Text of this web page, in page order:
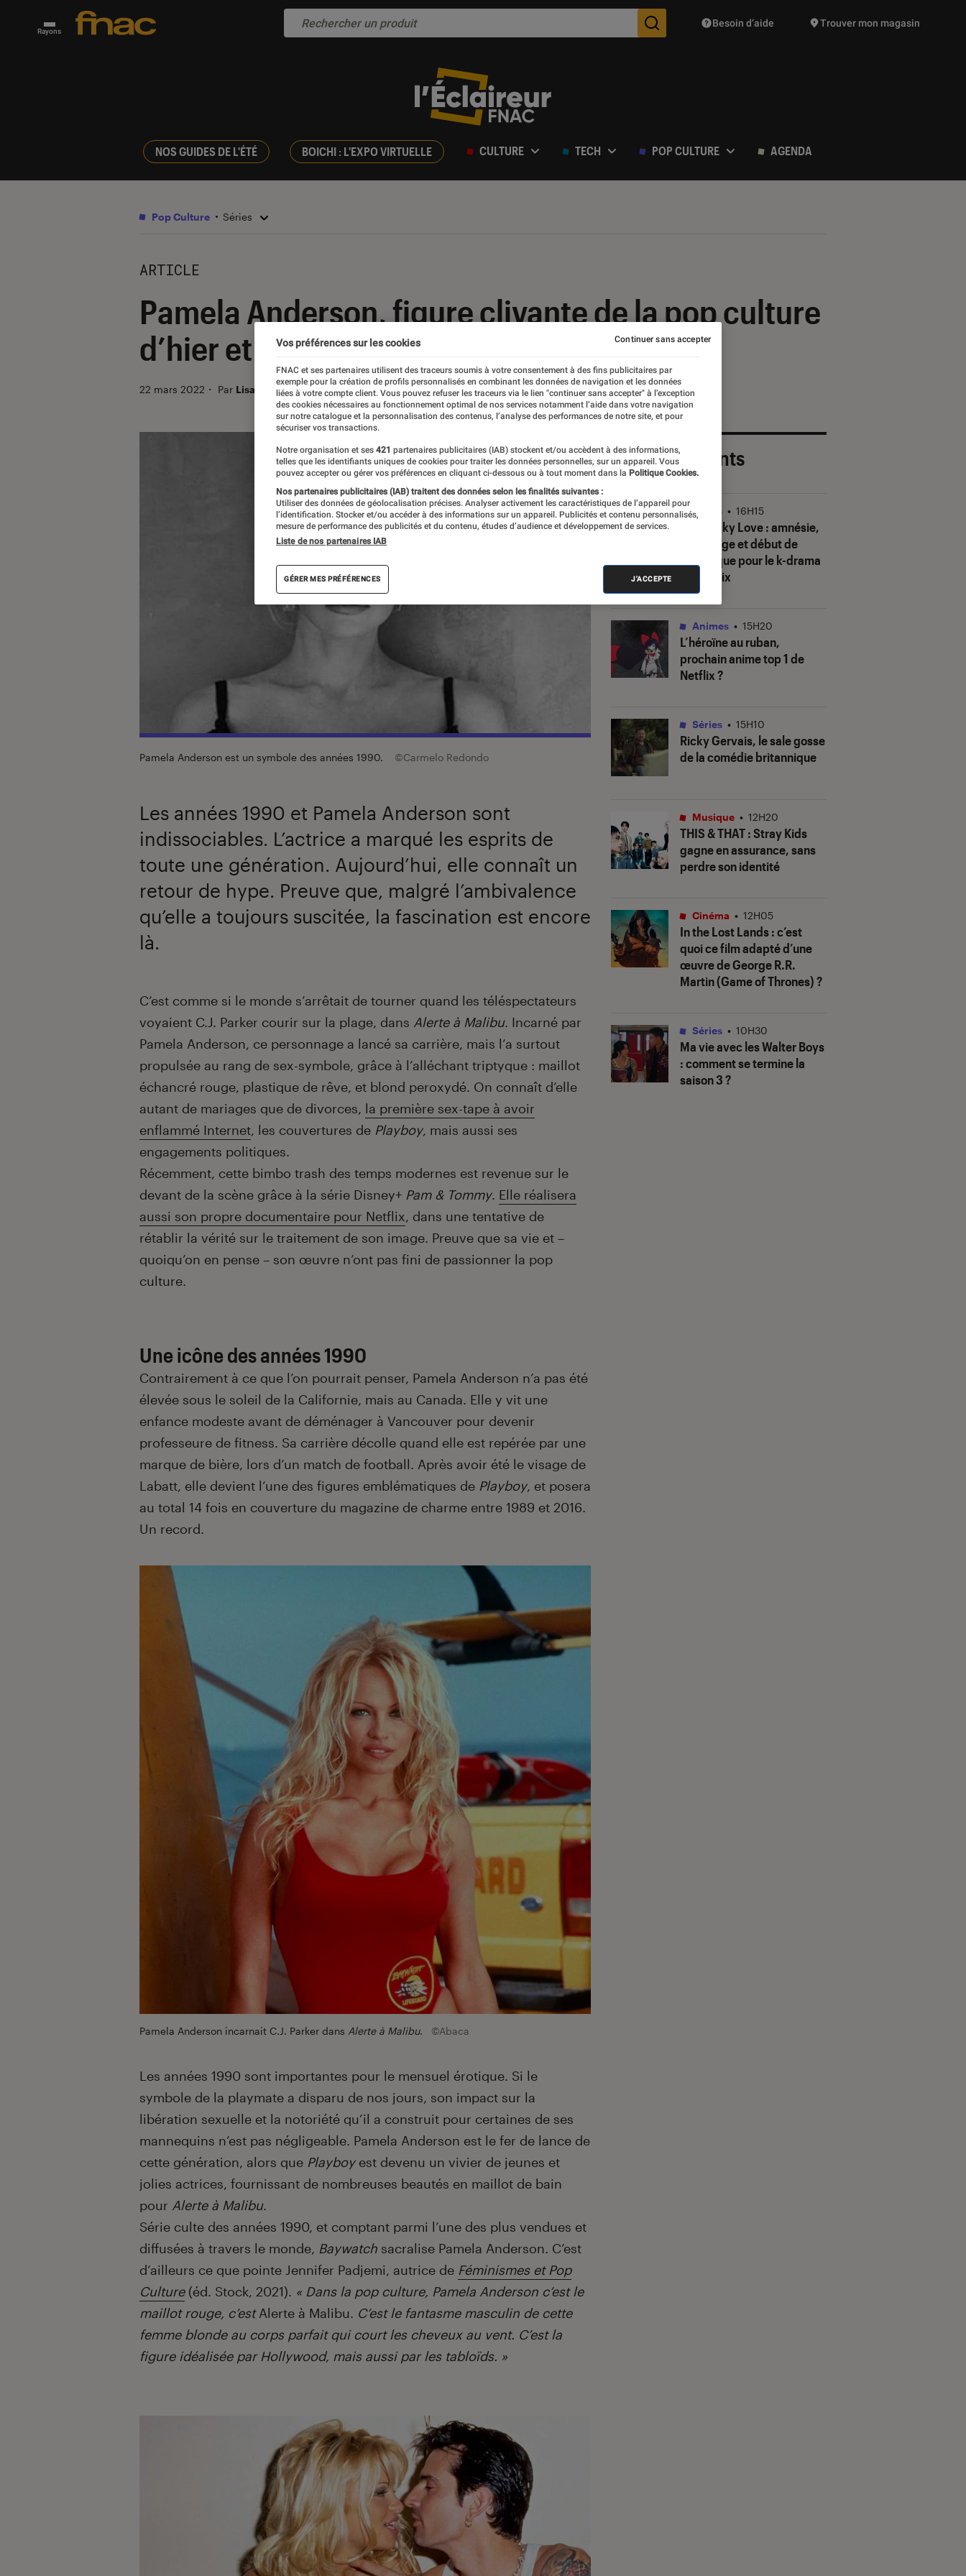
Rayons Des suggestions de produits vont vous être proposées
Besoin d’aide Trouver mon magasin
NOS GUIDES DE L'ÉTÉ BOICHI : L'EXPO VIRTUELLE CULTURE TECH POP CULTURE AGENDA
Pop Culture Séries
ARTICLE
Pamela Anderson, figure clivante de la pop culture
d’hier et d’aujourd’hui
22 mars 2022 ・ Par Lisa Muratore
Pamela Anderson est un symbole des années 1990. ©Carmelo Redondo
Les années 1990 et Pamela Anderson sont
indissociables. L’actrice a marqué les esprits de
toute une génération. Aujourd’hui, elle connaît un
retour de hype. Preuve que, malgré l’ambivalence
qu’elle a toujours suscitée, la fascination est encore
là.
Introduction
C’est comme si le monde s’arrêtait de tourner quand les téléspectateurs
voyaient C.J. Parker courir sur la plage, dans Alerte à Malibu. Incarné par
Pamela Anderson, ce personnage a lancé sa carrière, mais l’a surtout
propulsée au rang de sex-symbole, grâce à l’alléchant triptyque : maillot
échancré rouge, plastique de rêve, et blond peroxydé. On connaît d’elle
autant de mariages que de divorces, la première sex-tape à avoir
enflammé Internet, les couvertures de Playboy, mais aussi ses
engagements politiques.
Récemment, cette bimbo trash des temps modernes est revenue sur le
devant de la scène grâce à la série Disney+ Pam & Tommy. Elle réalisera
aussi son propre documentaire pour Netflix, dans une tentative de
rétablir la vérité sur le traitement de son image. Preuve que sa vie et –
quoiqu’on en pense – son œuvre n’ont pas fini de passionner la pop
culture.
Une icône des années 1990
Contrairement à ce que l’on pourrait penser, Pamela Anderson n’a pas été
élevée sous le soleil de la Californie, mais au Canada. Elle y vit une
enfance modeste avant de déménager à Vancouver pour devenir
professeure de fitness. Sa carrière décolle quand elle est repérée par une
marque de bière, lors d’un match de football. Après avoir été le visage de
Labatt, elle devient l’une des figures emblématiques de Playboy, et posera
au total 14 fois en couverture du magazine de charme entre 1989 et 2016.
Un record.
Pamela Anderson incarnait C.J. Parker dans Alerte à Malibu. ©Abaca
Les années 1990 sont importantes pour le mensuel érotique. Si le
symbole de la playmate a disparu de nos jours, son impact sur la
libération sexuelle et la notoriété qu’il a construit pour certaines de ses
mannequins n’est pas négligeable. Pamela Anderson est le fer de lance de
cette génération, alors que Playboyest devenu un vivier de jeunes et
jolies actrices, fournissant de nombreuses beautés en maillot de bain
pour Alerte à Malibu.
Série culte des années 1990, et comptant parmi l’une des plus vendues et
diffusées à travers le monde, Baywatch sacralise Pamela Anderson. C’est
d’ailleurs ce que pointe Jennifer Padjemi, autrice de Féminismes et Pop
Culture(éd. Stock, 2021). « Dans la pop culture, Pamela Anderson c’est le
maillot rouge, c’estAlerte à Malibu. C’est le fantasme masculin de cette
femme blonde au corps parfait qui court les cheveux au vent. C’est la
figure idéalisée par Hollywood, mais aussi par les tabloïds. »
Les plus récents
Our Sticky Love: amnésie,
mensonge et début de
polémique pour le k-drama
de Netflix
Séries • 16H15
L’héroïne au ruban,
prochain anime top 1 de
Netflix ?
Animes • 15H20
Ricky Gervais, le sale gosse
de la comédie britannique
Séries • 15H10
THIS & THAT: Stray Kids
gagne en assurance, sans
perdre son identité
Musique • 12H20
In the Lost Lands: c’est
quoi ce film adapté d’une
œuvre de George R.R.
Martin (Game of Thrones) ?
Cinéma • 12H05
Ma vie avec les Walter Boys
: comment se termine la
saison 3 ?
Séries • 10H30
Vos préférences sur les cookies
FNAC et ses partenaires utilisent des traceurs soumis à votre consentement à des fins publicitaires par
exemple pour la création de profils personnalisés en combinant les données de navigation et les données
liées à votre compte client. Vous pouvez refuser les traceurs via le lien "continuer sans accepter" à l’exception
des cookies nécessaires au fonctionnement optimal de nos services notamment l’aide dans votre navigation
sur notre catalogue et la personnalisation des contenus, l’analyse des performances de notre site, et pour
sécuriser vos transactions.
Notre organisation et ses 421 partenaires publicitaires (IAB) stockent et/ou accèdent à des informations,
telles que les identifiants uniques de cookies pour traiter les données personnelles, sur un appareil. Vous
pouvez accepter ou gérer vos préférences en cliquant ci-dessous ou à tout moment dans la Politique Cookies.
Nos partenaires publicitaires (IAB) traitent des données selon les finalités suivantes :
Utiliser des données de géolocalisation précises. Analyser activement les caractéristiques de l’appareil pour
l’identification. Stocker et/ou accéder à des informations sur un appareil. Publicités et contenu personnalisés,
mesure de performance des publicités et du contenu, études d’audience et développement de services.
Liste de nos partenaires IAB
GÉRER MES PRÉFÉRENCES J'ACCEPTE
Continuer sans accepter